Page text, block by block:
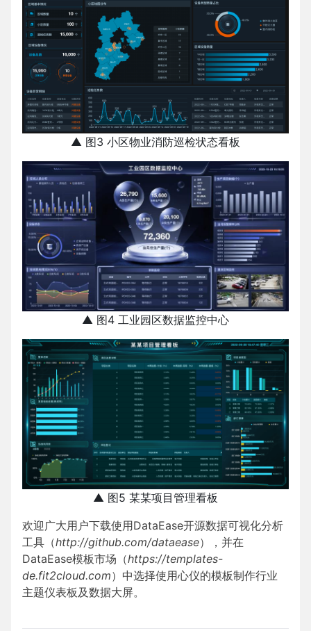
▲ 图3 小区物业消防巡检状态看板
▲ 图4 工业园区数据监控中心
▲ 图5 某某项目管理看板
欢迎广大用户下载使用DataEase开源数据可视化分析
工具（http://github.com/dataease），并在
DataEase模板市场（https://templates-
de.fit2cloud.com）中选择使用心仪的模板制作行业
主题仪表板及数据大屏。